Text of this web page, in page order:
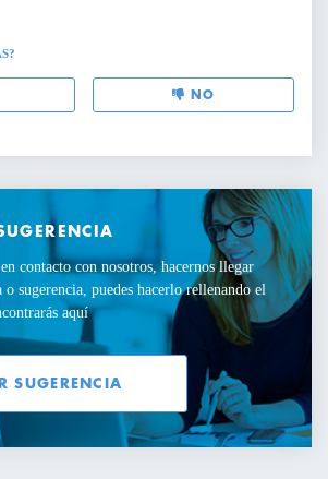
NO
contacto con nosotros, hacernos llegar
sugerencia, puedes hacerlo rellenando el
aquí
SUGERENCIA